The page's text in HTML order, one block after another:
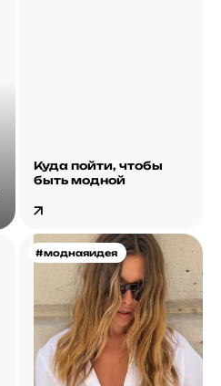
Куда пойти, чтобы
быть модной
#моднаяидея